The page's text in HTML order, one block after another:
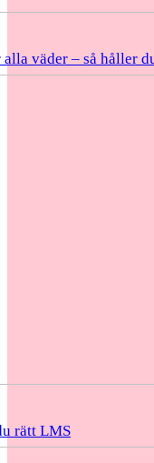
väder – så håller
rätt LMS